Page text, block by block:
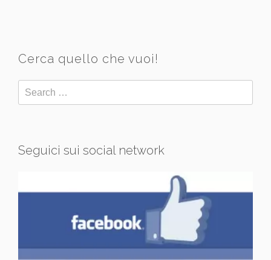
Cerca quello che vuoi!
Seguici sui social network